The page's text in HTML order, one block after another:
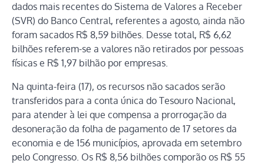
dados mais recentes do Sistema de Valores a Receber
(SVR) do Banco Central, referentes a agosto, ainda não
foram sacados R$ 8,59 bilhões. Desse total, R$ 6,62
bilhões referem-se a valores não retirados por pessoas
físicas e R$ 1,97 bilhão por empresas.
Na quinta-feira (17), os recursos não sacados serão
transferidos para a conta única do Tesouro Nacional,
para atender à lei que compensa a prorrogação da
desoneração da folha de pagamento de 17 setores da
economia e de 156 municípios, aprovada em setembro
pelo Congresso. Os R$ 8,56 bilhões comporão os R$ 55